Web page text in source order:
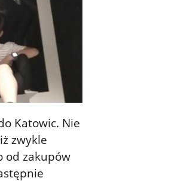
Katowic. Nie
zwykle
od zakupów